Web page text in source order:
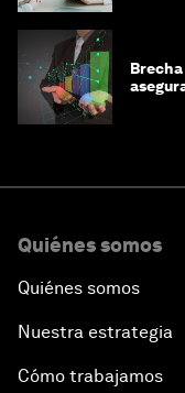
Quiénes somos
Quiénes somos
Nuestra estrategia
Cómo trabajamos